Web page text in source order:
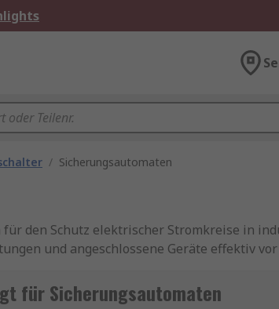
/ Sicherungsautomaten
den Schutz elektrischer Stromkreise in
und angeschlossene Geräte effektiv
damit klare Vorteile gegenüber
alsLeitungsschutzschaltereingesetzt,
für Sicherungsautomaten